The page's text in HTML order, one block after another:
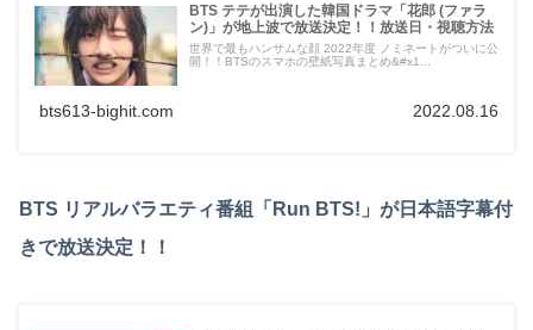
BTS テテが出演した韓国ドラマ「花郎 (ファラ
ン)」が地上波で放送決定！！放送日・視聴方法
世界で最もハンサムな顔 2022年度 ノミネートがついに公
開！！BTSのスマホの壁紙写真まとめ&#x1...
bts613-bighit.com 2022.08.16
BTS リアルバラエティ番組「Run BTS!」が日本語字幕付
きで放送決定！！